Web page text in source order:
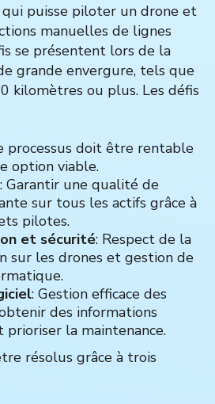
puisse piloter un drone et
manuelles de lignes
se présentent lors de la
grande envergure, tels que
kilomètres ou plus. Les défis
processus doit être rentable
option viable.
: Garantir une qualité de
sur tous les actifs grâce à
pilotes.
et sécurité: Respect de la
sur les drones et gestion de
: Gestion efficace des
des informations
la maintenance.
résolus grâce à trois